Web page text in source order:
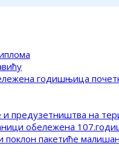
годишњица
предузетништва на
обележена
пакетиће